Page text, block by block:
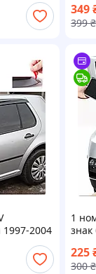
349
399 ₴
2004
1
225
300 ₴